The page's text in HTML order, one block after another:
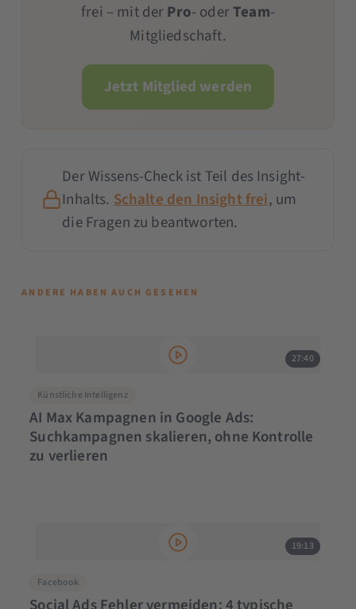
frei – mit derPro- oderTeam-
Mitgliedschaft.
Jetzt Mitglied werden
Der Wissens-Check ist Teil des Insight-
Inhalts. Schalte den Insight frei, um
die Fragen zu beantworten.
ANDERE HABEN AUCH GESEHEN
27:40
Künstliche Intelligenz
AI Max Kampagnen in Google Ads:
Suchkampagnen skalieren, ohne Kontrolle
zu verlieren
19:13
Facebook